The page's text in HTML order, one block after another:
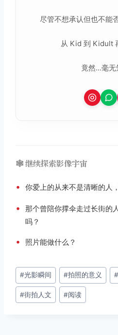
尽管不想承认但也不能
从 Kid 到 Kidult
竟然...毫无
🕸️ 继续探索影像宇宙
• 你爱上的从来不是清晰的人
•
那个曾陪你撑伞走过长街的
吗？
• 照片能做什么？
文
章
标
#光影瞬间 #拍照的意义
#街拍人文 #阅读